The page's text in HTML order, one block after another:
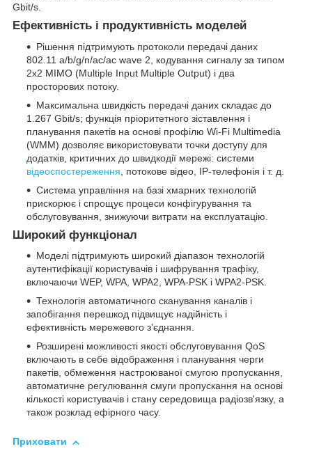
Gbit/s.
Ефективність і продуктивність моделей
Рішення підтримують протоколи передачі даних
802.11 a/b/g/n/ac/ac wave 2, кодування сигналу за типом
2x2 MIMO (Multiple Input Multiple Output) і два
просторових потоку.
Максимальна швидкість передачі даних складає до
1.267 Gbit/s; функція пріоритетного зіставлення і
планування пакетів на основі профілю Wi-Fi Multimedia
(WMM) дозволяє використовувати точки доступу для
додатків, критичних до швидкодії мережі: системи
відеоспостереження , потокове відео, IP-телефонія і т. д.
Система управління на базі хмарних технологій
прискорює і спрощує процеси конфігурування та
обслуговування, знижуючи витрати на експлуатацію.
Широкий функціонал
Моделі підтримують широкий діапазон технологій
аутентифікації користувачів і шифрування трафіку,
включаючи WEP, WPA, WPA2, WPA-PSK і WPA2-PSK.
Технологія автоматичного сканування каналів і
запобігання перешкод підвищує надійність і
ефективність мережевого з'єднання.
Розширені можливості якості обслуговування QoS
включають в себе відображення і планування черги
пакетів, обмеження настроюваної смугою пропускання,
автоматичне регулювання смуги пропускання на основі
кількості користувачів і стану середовища радіозв'язку, а
також розклад ефірного часу.
Приховати